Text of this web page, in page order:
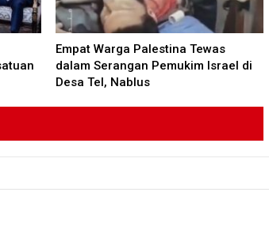
Empat Warga Palestina Tewas
dalam Serangan Pemukim Israel di
Desa Tel, Nablus